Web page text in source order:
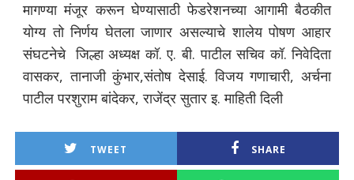
मागण्या मंजूर करून घेण्यासाठी फेडरेशनच्या आगामी बैठकीत
योग्य तो निर्णय घेतला जाणार असल्याचे शालेय पोषण आहार
संघटनेचे जिल्हा अध्यक्ष कॉ. ए. बी. पाटील सचिव कॉ. निवेदिता
वासकर, तानाजी कुंभार,संतोष देसाई. विजय गणाचारी, अर्चना
पाटील परशुराम बांदेकर, राजेंद्र सुतार इ. माहिती दिली
TWEET SHARE